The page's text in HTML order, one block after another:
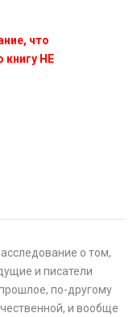
что
НЕ
о том,
и писатели
по-другому
и вообще